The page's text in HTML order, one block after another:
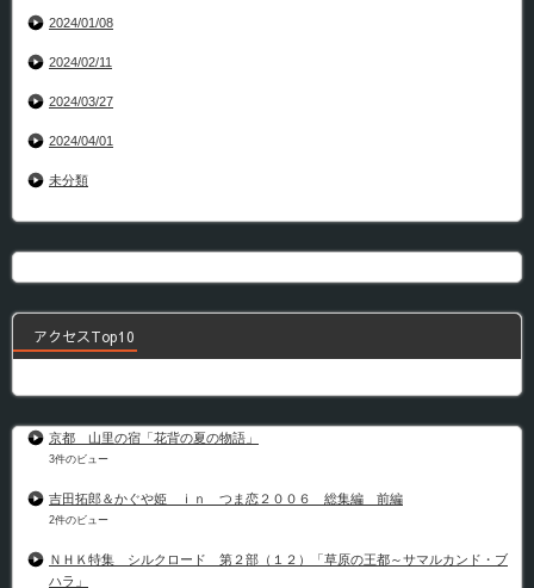
2024/01/08
2024/02/11
2024/03/27
2024/04/01
未分類
アクセスTop10
京都 山里の宿「花背の夏の物語」
3件のビュー
吉田拓郎＆かぐや姫 ｉｎ つま恋２００６ 総集編 前編
2件のビュー
ＮＨＫ特集 シルクロード 第２部（１２）「草原の王都～サマルカンド・ブ
ハラ」